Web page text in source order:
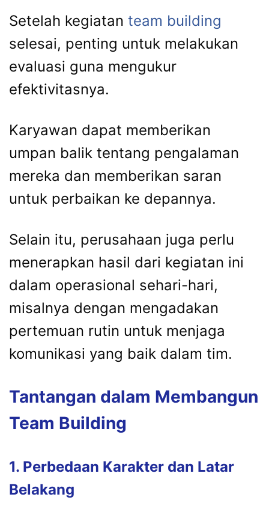
Setelah kegiatan team building
selesai, penting untuk melakukan
evaluasi guna mengukur
efektivitasnya.
Karyawan dapat memberikan
umpan balik tentang pengalaman
mereka dan memberikan saran
untuk perbaikan ke depannya.
Selain itu, perusahaan juga perlu
menerapkan hasil dari kegiatan ini
dalam operasional sehari-hari,
misalnya dengan mengadakan
pertemuan rutin untuk menjaga
komunikasi yang baik dalam tim.
Tantangan dalam Membangun
Team Building
1. Perbedaan Karakter dan Latar
Belakang